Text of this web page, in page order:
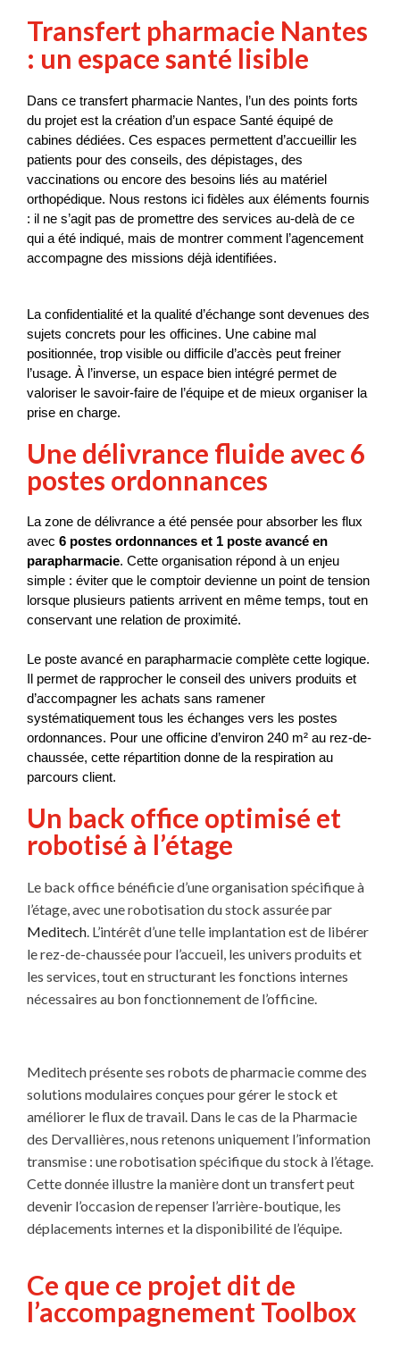
Transfert pharmacie Nantes
: un espace santé lisible
Dans ce transfert pharmacie Nantes, l’un des points forts
du projet est la création d’un espace Santé équipé de
cabines dédiées. Ces espaces permettent d’accueillir les
patients pour des conseils, des dépistages, des
vaccinations ou encore des besoins liés au matériel
orthopédique. Nous restons ici fidèles aux éléments fournis
: il ne s’agit pas de promettre des services au-delà de ce
qui a été indiqué, mais de montrer comment l’agencement
accompagne des missions déjà identifiées.
La confidentialité et la qualité d’échange sont devenues des
sujets concrets pour les officines. Une cabine mal
positionnée, trop visible ou difficile d’accès peut freiner
l’usage. À l’inverse, un espace bien intégré permet de
valoriser le savoir-faire de l’équipe et de mieux organiser la
prise en charge.
Une délivrance fluide avec 6
postes ordonnances
La zone de délivrance a été pensée pour absorber les flux
avec 6 postes ordonnances et 1 poste avancé en
parapharmacie. Cette organisation répond à un enjeu
simple : éviter que le comptoir devienne un point de tension
lorsque plusieurs patients arrivent en même temps, tout en
conservant une relation de proximité.
Le poste avancé en parapharmacie complète cette logique.
Il permet de rapprocher le conseil des univers produits et
d’accompagner les achats sans ramener
systématiquement tous les échanges vers les postes
ordonnances. Pour une officine d’environ 240 m² au rez-de-
chaussée, cette répartition donne de la respiration au
parcours client.
Un back office optimisé et
robotisé à l’étage
Le back office bénéficie d’une organisation spécifique à
l’étage, avec une robotisation du stock assurée par
Meditech. L’intérêt d’une telle implantation est de libérer
le rez-de-chaussée pour l’accueil, les univers produits et
les services, tout en structurant les fonctions internes
nécessaires au bon fonctionnement de l’officine.
Meditech présente ses robots de pharmacie comme des
solutions modulaires conçues pour gérer le stock et
améliorer le flux de travail. Dans le cas de la Pharmacie
des Dervallières, nous retenons uniquement l’information
transmise : une robotisation spécifique du stock à l’étage.
Cette donnée illustre la manière dont un transfert peut
devenir l’occasion de repenser l’arrière-boutique, les
déplacements internes et la disponibilité de l’équipe.
Ce que ce projet dit de
l’accompagnement Toolbox